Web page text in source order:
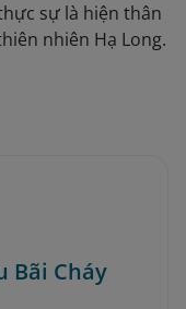
sự là hiện thân
nhiên Hạ Long.
Bãi Cháy